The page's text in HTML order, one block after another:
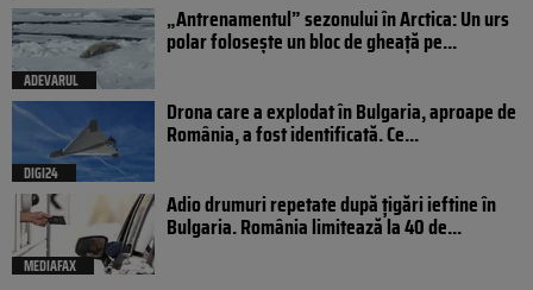
ADEVARUL
„Antrenamentul” sezonului în Arctica: Un urs
polar folosește un bloc de gheață pe...
DIGI24
Drona care a explodat în Bulgaria, aproape de
România, a fost identificată. Ce...
MEDIAFAX
Adio drumuri repetate după țigări ieftine în
Bulgaria. România limitează la 40 de...